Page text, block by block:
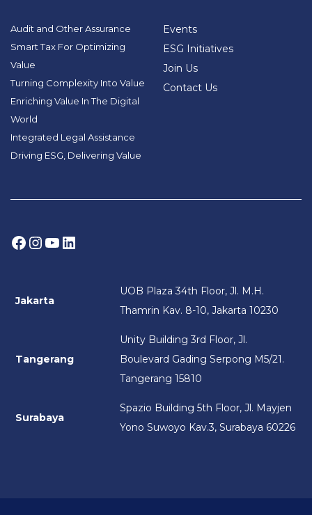
Audit and Other Assurance
Smart Tax For Optimizing
Value
Turning Complexity Into Value
Enriching Value In The Digital
World
Integrated Legal Assistance
Driving ESG, Delivering Value
Events
ESG Initiatives
Join Us
Contact Us
Facebook
Instagram
YouTube
LinkedIn
Jakarta
UOB Plaza 34th Floor, Jl. M.H.
Thamrin Kav. 8-10, Jakarta 10230
Tangerang
Unity Building 3rd Floor, Jl.
Boulevard Gading Serpong M5/21.
Tangerang 15810
Surabaya
Spazio Building 5th Floor, Jl. Mayjen
Yono Suwoyo Kav.3, Surabaya 60226